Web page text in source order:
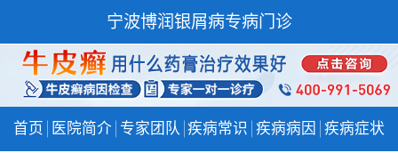
宁波博润银屑病专病门诊
首页 医院简介 专家团队 疾病常识 疾病病因 疾病症状